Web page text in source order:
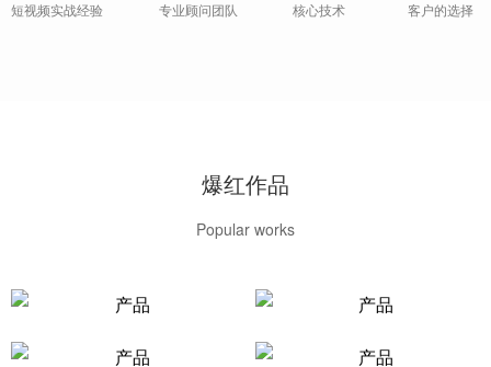
短视频实战经验
专业顾问团队
核心技术
客户的选择
爆红作品
Popular works